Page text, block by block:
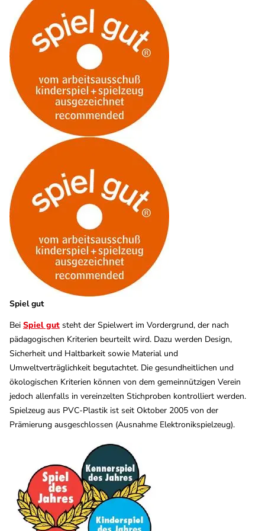
Spiel gut
Bei Spiel gut steht der Spielwert im Vordergrund, der nach
pädagogischen Kriterien beurteilt wird. Dazu werden Design,
Sicherheit und Haltbarkeit sowie Material und
Umweltverträglichkeit begutachtet. Die gesundheitlichen und
ökologischen Kriterien können von dem gemeinnützigen Verein
jedoch allenfalls in vereinzelten Stichproben kontrolliert werden.
Spielzeug aus PVC-Plastik ist seit Oktober 2005 von der
Prämierung ausgeschlossen (Ausnahme Elektronikspielzeug).